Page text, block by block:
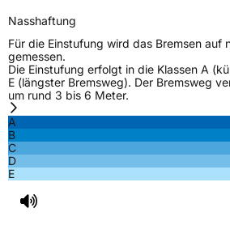
Nasshaftung
Für die Einstufung wird das Bremsen auf
gemessen.
Die Einstufung erfolgt in die Klassen A
E (längster Bremsweg). Der Bremsweg
um rund 3 bis 6 Meter.
A
B
C
D
E